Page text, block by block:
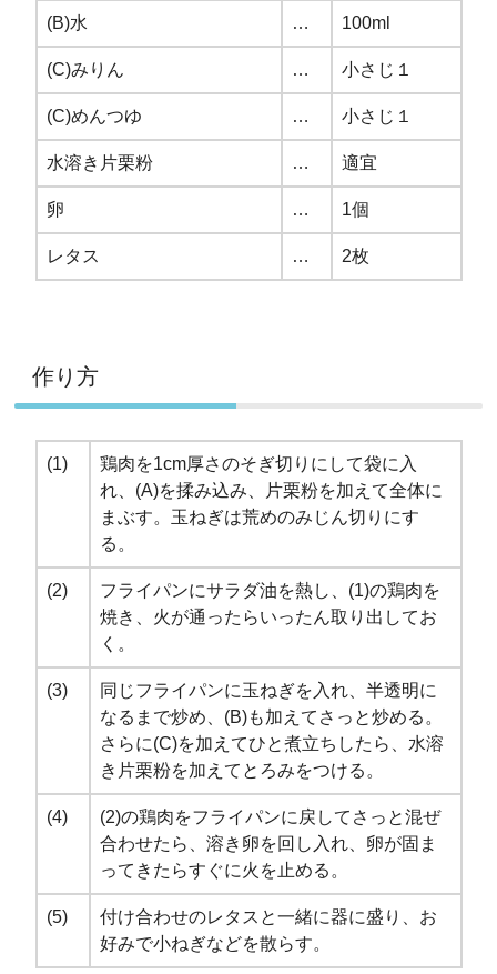
(B)水 … 100ml
(C)みりん … 小さじ１
(C)めんつゆ … 小さじ１
水溶き片栗粉 … 適宜
卵 … 1個
レタス … 2枚
作り方
(1)
鶏肉を1cm厚さのそぎ切りにして袋に入
れ、(A)を揉み込み、片栗粉を加えて全体に
まぶす。玉ねぎは荒めのみじん切りにす
る。
(2)
フライパンにサラダ油を熱し、(1)の鶏肉を
焼き、火が通ったらいったん取り出してお
く。
(3)
同じフライパンに玉ねぎを入れ、半透明に
なるまで炒め、(B)も加えてさっと炒める。
さらに(C)を加えてひと煮立ちしたら、水溶
き片栗粉を加えてとろみをつける。
(4)
(2)の鶏肉をフライパンに戻してさっと混ぜ
合わせたら、溶き卵を回し入れ、卵が固ま
ってきたらすぐに火を止める。
(5)
付け合わせのレタスと一緒に器に盛り、お
好みで小ねぎなどを散らす。